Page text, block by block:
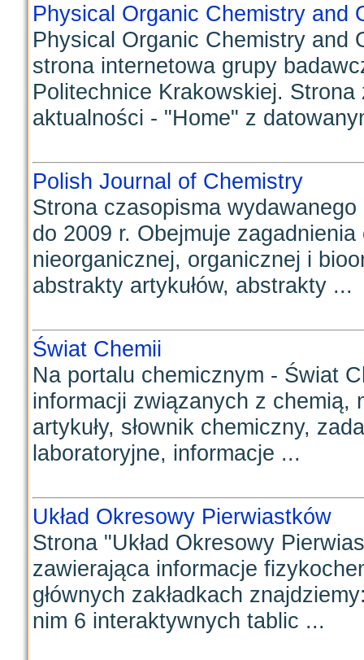
Physical Organic Chemistry and
Physical Organic Chemistry and
strona internetowa grupy
Politechnice Krakowskiej.
aktualności - "Home" z
Polish Journal of Chemistry
Strona czasopisma
do 2009 r. Obejmuje
nieorganicznej, organicznej i
abstrakty artykułów, abstrakty ...
Świat Chemii
Na portalu chemicznym - Świat
informacji związanych z chemią,
artykuły, słownik chemiczny,
laboratoryjne, informacje ...
Układ Okresowy Pierwiastków
Strona "Układ Okresowy
zawierająca informacje
głównych zakładkach
nim 6 interaktywnych tablic ...